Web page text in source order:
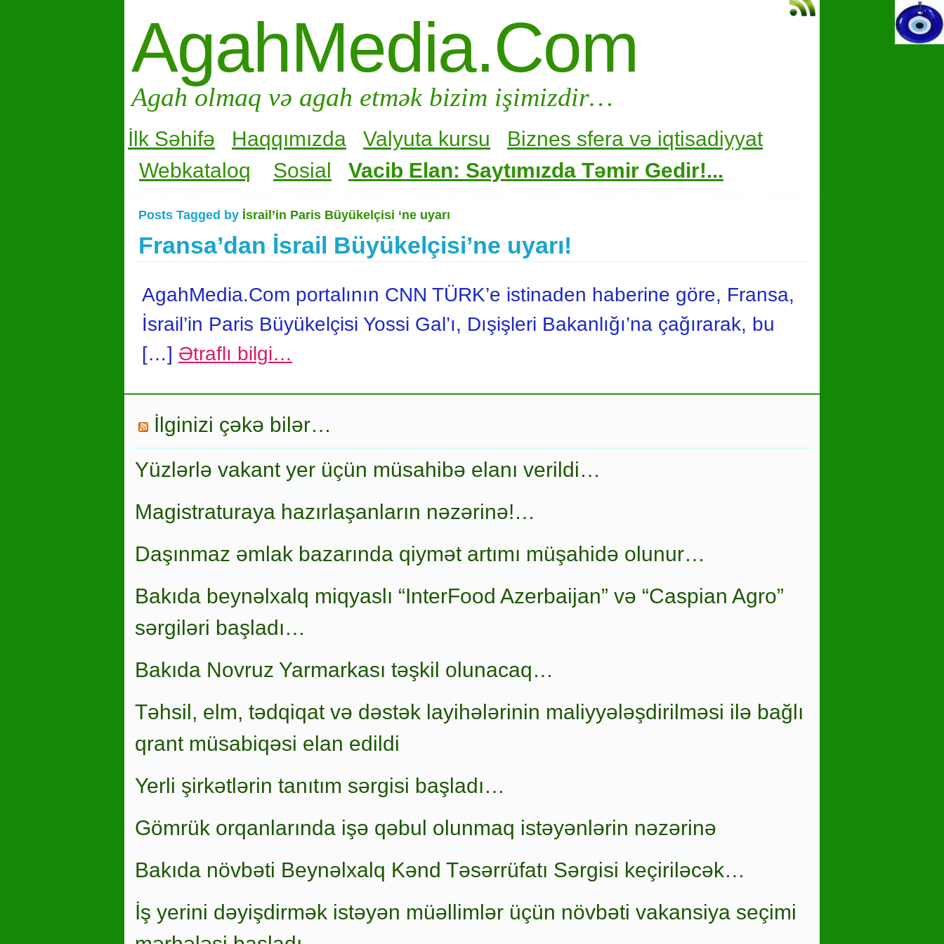
AgahMedia.Com
Agah olmaq və agah etmək bizim işimizdir…
İlk Səhifə Haqqımızda Valyuta kursu Biznes sfera və iqtisadiyyat
Webkataloq
Sosial Vacib Elan: Saytımızda Təmir Gedir!...
Posts Tagged by İsrail’in Paris Büyükelçisi ‘ne uyarı
Fransa’dan İsrail Büyükelçisi’ne uyarı!
AgahMedia.Com portalının CNN TÜRK’e istinaden haberine göre, Fransa,
İsrail’in Paris Büyükelçisi Yossi Gal’ı, Dışişleri Bakanlığı’na çağırarak, bu
[…] Ətraflı bilgi…
İlginizi çəkə bilər…
Yüzlərlə vakant yer üçün müsahibə elanı verildi…
Magistraturaya hazırlaşanların nəzərinə!…
Daşınmaz əmlak bazarında qiymət artımı müşahidə olunur…
Bakıda beynəlxalq miqyaslı “InterFood Azerbaijan” və “Caspian Agro”
sərgiləri başladı…
Bakıda Novruz Yarmarkası təşkil olunacaq…
Təhsil, elm, tədqiqat və dəstək layihələrinin maliyyələşdirilməsi ilə bağlı
qrant müsabiqəsi elan edildi
Yerli şirkətlərin tanıtım sərgisi başladı…
Gömrük orqanlarında işə qəbul olunmaq istəyənlərin nəzərinə
Bakıda növbəti Beynəlxalq Kənd Təsərrüfatı Sərgisi keçiriləcək…
İş yerini dəyişdirmək istəyən müəllimlər üçün növbəti vakansiya seçimi